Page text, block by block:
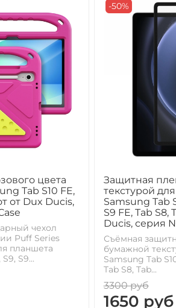
цвета
Tab S10 FE,
от Dux Ducis,
чехол
Puff Series
планшета
S9...
-50%
Защитная
текстурой
Samsung Tab
S9 FE, Tab S8,
Ducis, серия
Съёмная
бумажной
Samsung Tab
Tab S8, Tab...
3300 руб
1650 руб